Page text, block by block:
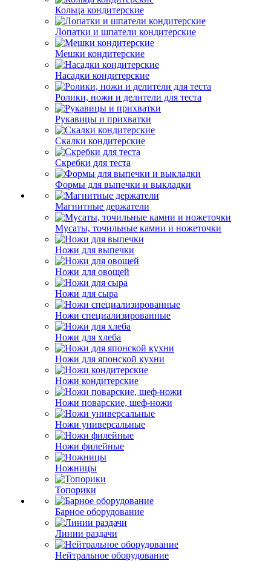
Кольца кондитерские
Лопатки и шпатели кондитерские
Мешки кондитерские
Насадки кондитерские
Ролики, ножи и делители для теста
Рукавицы и прихватки
Скалки кондитерские
Скребки для теста
Формы для выпечки и выкладки
Магнитные держатели
Мусаты, точильные камни и ножеточки
Ножи для выпечки
Ножи для овощей
Ножи для сыра
Ножи специализированные
Ножи для хлеба
Ножи для японской кухни
Ножи кондитерские
Ножи поварские, шеф-ножи
Ножи универсальные
Ножи филейные
Ножницы
Топорики
Барное оборудование
Линии раздачи
Нейтральное оборудование